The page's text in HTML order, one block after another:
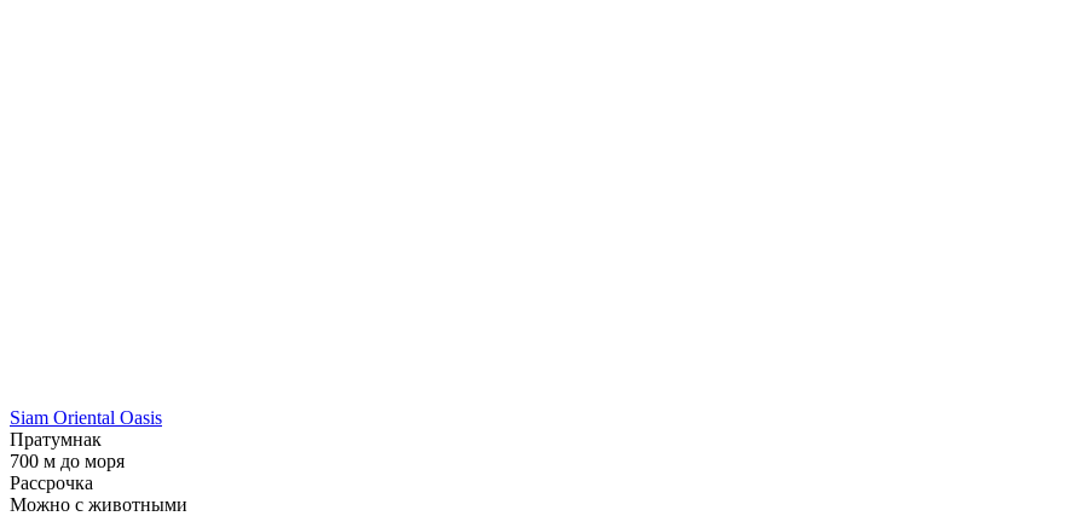
Siam Oriental Oasis
Пратумнак
700 м до моря
Рассрочка
Можно с животными